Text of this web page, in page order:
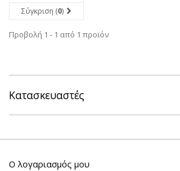
Σύγκριση (0)
Προβολή 1 - 1 από 1 προϊόν
Κατασκευαστές
Ο λογαριασμός μου